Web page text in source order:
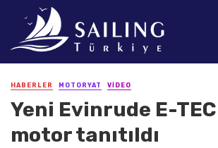
HABERLER MOTORYAT VIDEO
Yeni Evinrude E-TEC
motor tanıtıldı